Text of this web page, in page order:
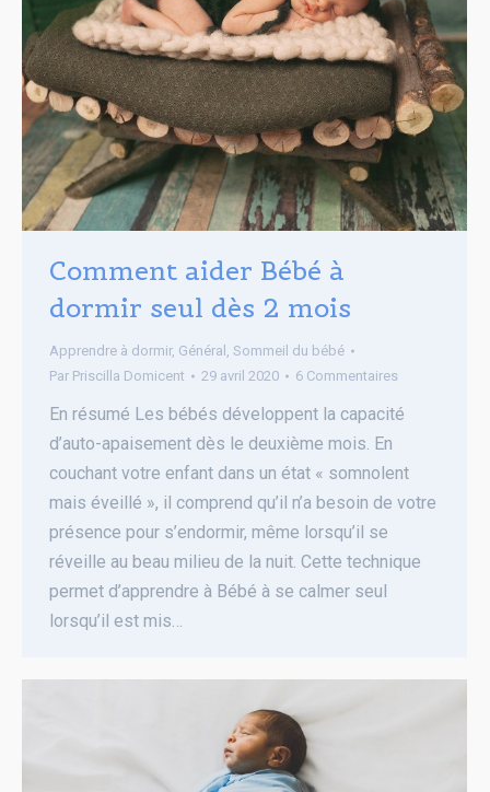
Comment aider Bébé à
dormir seul dès 2 mois
Apprendre à dormir, Général , Sommeil du bébé
Par Priscilla Domicent 29 avril 2020 6 Commentaires
En résumé Les bébés développent la capacité
d’auto-apaisement dès le deuxième mois. En
couchant votre enfant dans un état « somnolent
mais éveillé », il comprend qu’il n’a besoin de votre
présence pour s’endormir, même lorsqu’il se
réveille au beau milieu de la nuit. Cette technique
permet d’apprendre à Bébé à se calmer seul
lorsqu’il est mis…